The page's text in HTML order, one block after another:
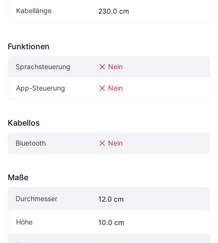
Kabellänge 230.0 cm
Funktionen
Sprachsteuerung Nein
App-Steuerung Nein
Kabellos
Bluetooth Nein
Maße
Durchmesser 12.0 cm
Höhe 10.0 cm